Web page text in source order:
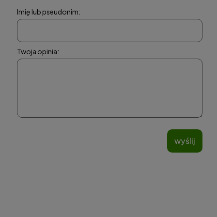
Imię lub pseudonim:
Twoja opinia:
wyślij